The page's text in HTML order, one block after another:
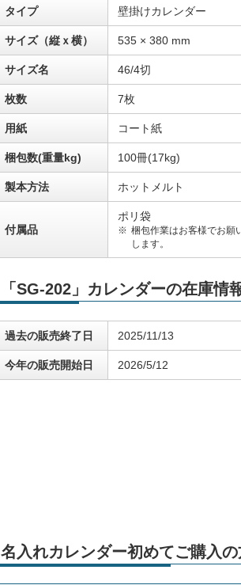
タイプ 壁掛けカレンダー
サイズ（縦ｘ横） 535 × 380 mm
サイズ名 46/4切
枚数 7枚
用紙 コート紙
梱包数(重量kg) 100冊(17kg)
製本方法 ホットメルト
付属品
ポリ袋
梱包作業はお客様でお願
します。
「SG-202」カレンダーの在庫情
過去の販売終了日 2025/11/13
今年の販売開始日 2026/5/12
名入れカレンダー初めてご購入